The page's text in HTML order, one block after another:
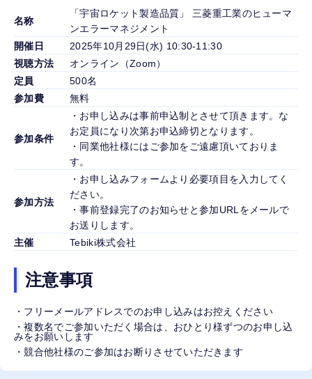
名称
「宇宙ロケット製造品質」 三菱重工業のヒューマ
ンエラーマネジメント
開催日
2025年10月29日(水) 10:30-11:30
視聴方法
オンライン（Zoom）
定員
500名
参加費
無料
参加条件
・お申し込みは事前申込制とさせて頂きます。な
お定員になり次第お申込締切となります。
・同業他社様にはご参加をご遠慮頂いておりま
す。
参加方法
・お申し込みフォームより必要項目を入力してく
ださい。
・事前登録完了のお知らせと参加URLをメールで
お送りします。
主催
Tebiki株式会社
注意事項
・フリーメールアドレスでのお申し込みはお控えください
・複数名でご参加いただく場合は、おひとり様ずつのお申し込
みをお願いします
・競合他社様のご参加はお断りさせていただきます